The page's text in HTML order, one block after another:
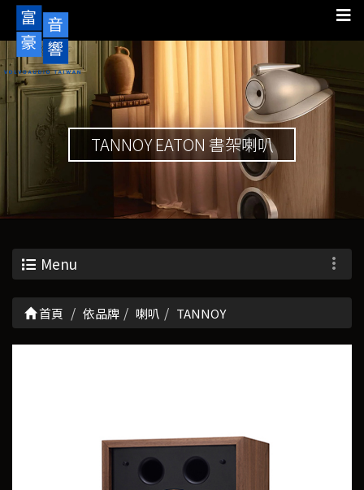
TANNOY EATON 書架喇叭
Menu
首頁 依品牌 喇叭 TANNOY